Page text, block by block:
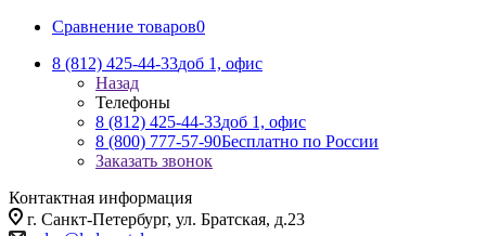
Сравнение товаров0
8 (812) 425-44-33доб 1, офис
Назад
Телефоны
8 (812) 425-44-33доб 1, офис
8 (800) 777-57-90Бесплатно по России
Заказать звонок
Контактная информация
г. Санкт-Петербург, ул. Братская, д.23